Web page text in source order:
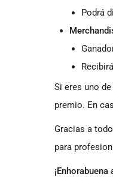
Podrá
Si eres uno
premio. En
Gracias a
para